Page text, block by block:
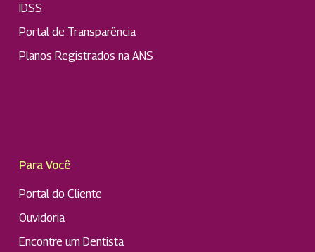
IDSS
Portal de Transparência
Planos Registrados na ANS
Para Você
Portal do Cliente
Ouvidoria
Encontre um Dentista